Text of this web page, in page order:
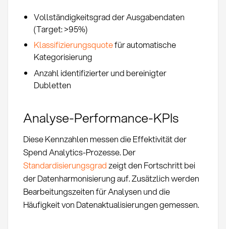
Vollständigkeitsgrad der Ausgabendaten
(Target: >95%)
Klassifizierungsquotefür automatische
Kategorisierung
Anzahl identifizierter und bereinigter
Dubletten
Analyse-Performance-KPIs
Diese Kennzahlen messen die Effektivität der
Spend Analytics-Prozesse. Der
Standardisierungsgradzeigt den Fortschritt bei
der Datenharmonisierung auf. Zusätzlich werden
Bearbeitungszeiten für Analysen und die
Häufigkeit von Datenaktualisierungen gemessen.